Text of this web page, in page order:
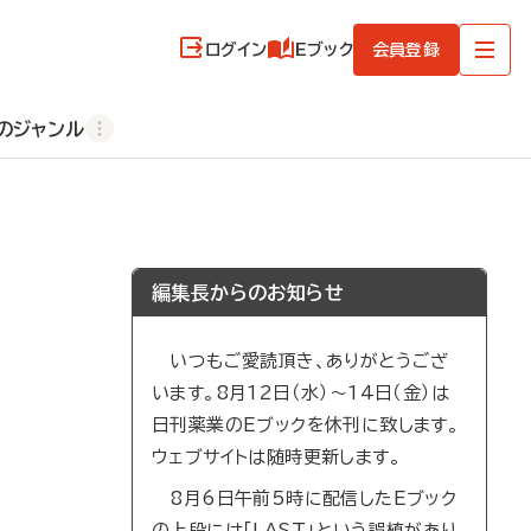
ログイン Eブック 会員登録
ジャンル
編集長からのお知らせ
いつもご愛読頂き、ありがとうござ
います。8月12日（水）～14日（金）は
日刊薬業のEブックを休刊に致します。
ウェブサイトは随時更新します。
8月6日午前5時に配信したEブック